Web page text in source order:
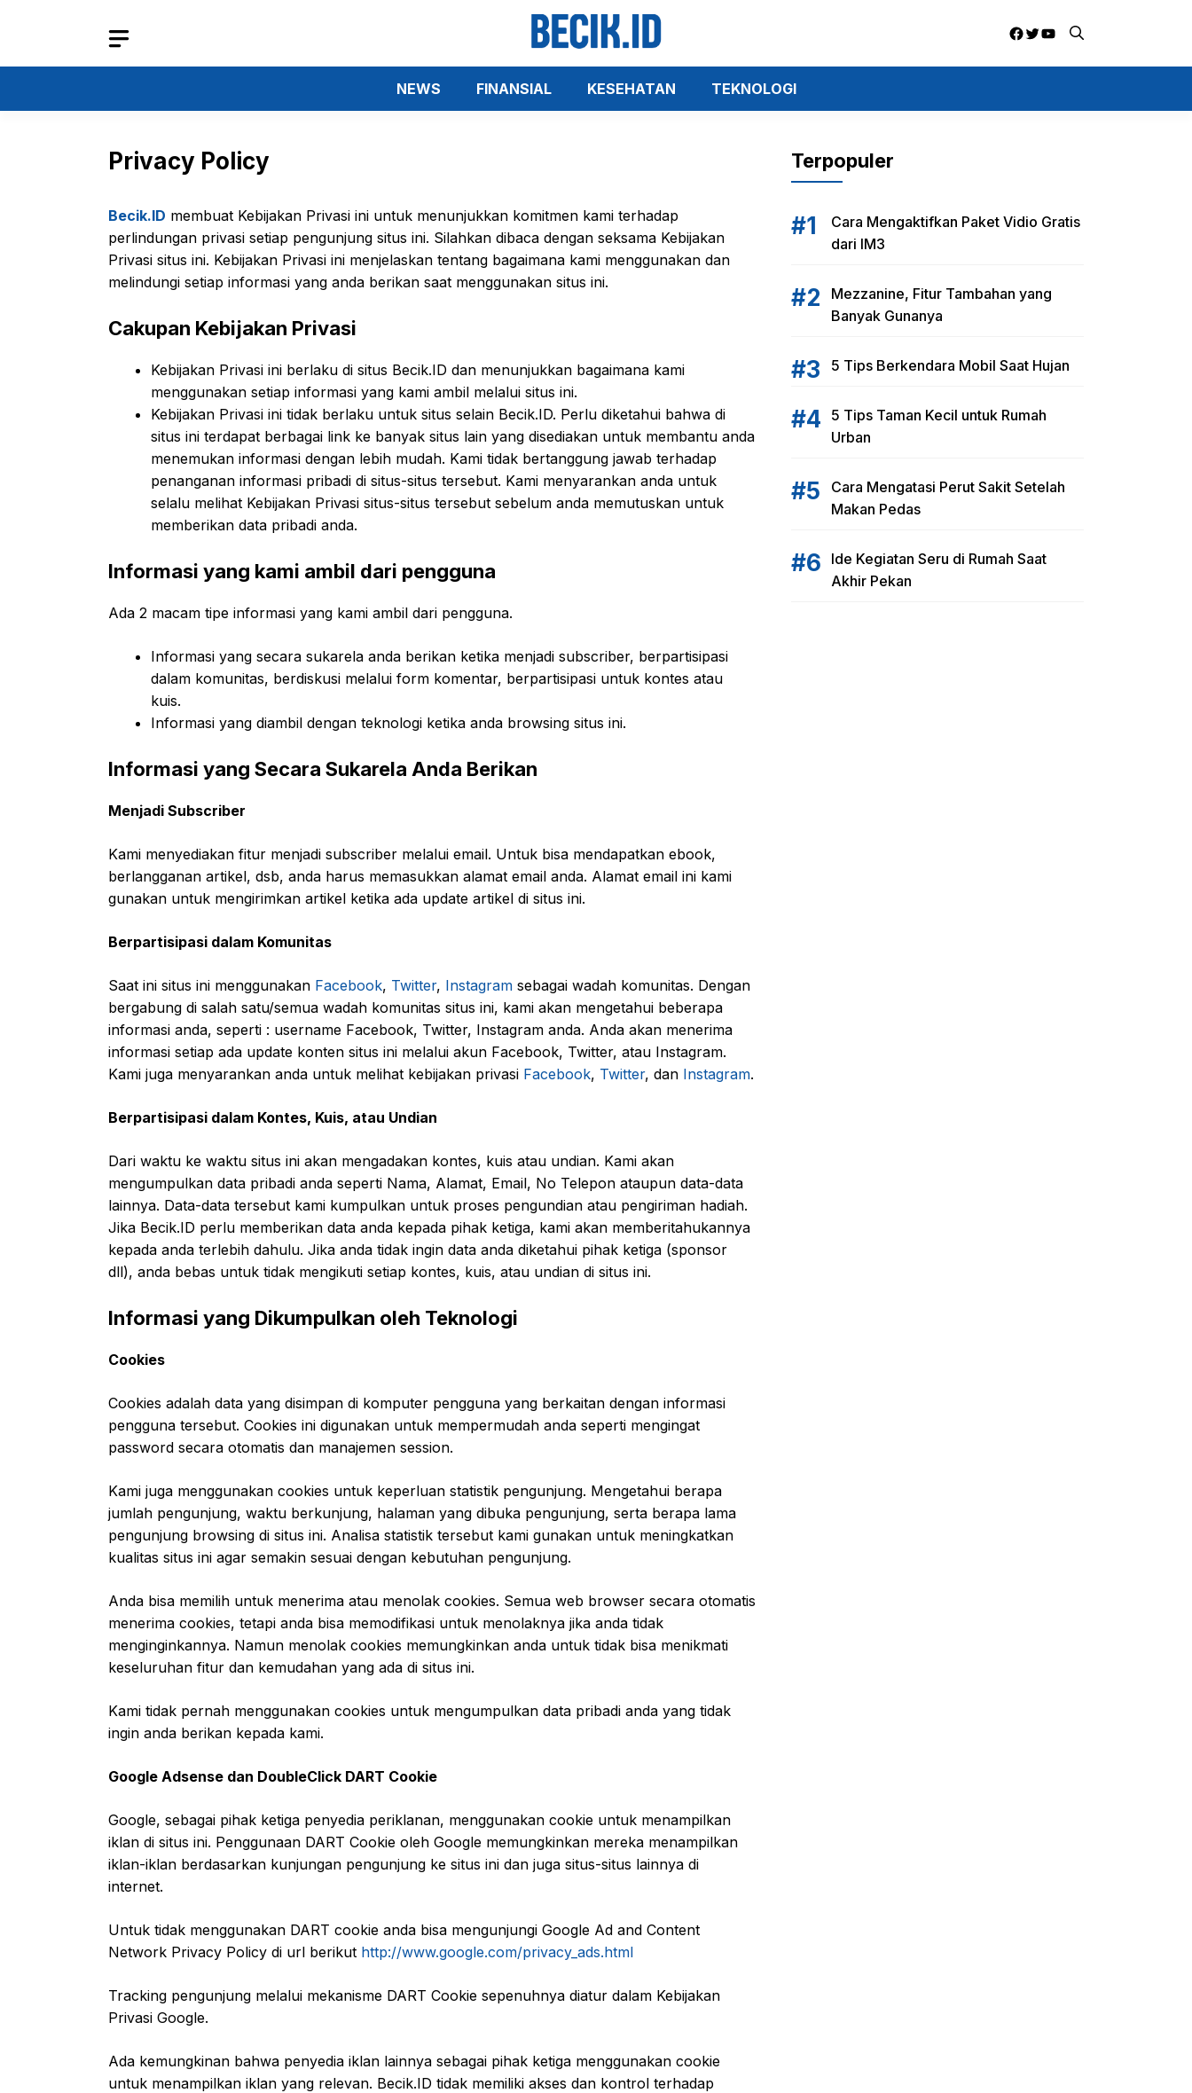
Facebook
Twitter
YouTube
NEWS FINANSIAL KESEHATAN TEKNOLOGI
Privacy Policy
Becik.ID membuat Kebijakan Privasi ini untuk menunjukkan komitmen kami terhadap
perlindungan privasi setiap pengunjung situs ini. Silahkan dibaca dengan seksama Kebijakan
Privasi situs ini. Kebijakan Privasi ini menjelaskan tentang bagaimana kami menggunakan dan
melindungi setiap informasi yang anda berikan saat menggunakan situs ini.
Cakupan Kebijakan Privasi
Kebijakan Privasi ini berlaku di situs Becik.ID dan menunjukkan bagaimana kami
menggunakan setiap informasi yang kami ambil melalui situs ini.
Kebijakan Privasi ini tidak berlaku untuk situs selain Becik.ID. Perlu diketahui bahwa di
situs ini terdapat berbagai link ke banyak situs lain yang disediakan untuk membantu anda
menemukan informasi dengan lebih mudah. Kami tidak bertanggung jawab terhadap
penanganan informasi pribadi di situs-situs tersebut. Kami menyarankan anda untuk
selalu melihat Kebijakan Privasi situs-situs tersebut sebelum anda memutuskan untuk
memberikan data pribadi anda.
Informasi yang kami ambil dari pengguna
Ada 2 macam tipe informasi yang kami ambil dari pengguna.
Informasi yang secara sukarela anda berikan ketika menjadi subscriber, berpartisipasi
dalam komunitas, berdiskusi melalui form komentar, berpartisipasi untuk kontes atau
kuis.
Informasi yang diambil dengan teknologi ketika anda browsing situs ini.
Informasi yang Secara Sukarela Anda Berikan
Menjadi Subscriber
Kami menyediakan fitur menjadi subscriber melalui email. Untuk bisa mendapatkan ebook,
berlangganan artikel, dsb, anda harus memasukkan alamat email anda. Alamat email ini kami
gunakan untuk mengirimkan artikel ketika ada update artikel di situs ini.
Berpartisipasi dalam Komunitas
Saat ini situs ini menggunakan Facebook, Twitter, Instagram sebagai wadah komunitas. Dengan
bergabung di salah satu/semua wadah komunitas situs ini, kami akan mengetahui beberapa
informasi anda, seperti : username Facebook, Twitter, Instagram anda. Anda akan menerima
informasi setiap ada update konten situs ini melalui akun Facebook, Twitter, atau Instagram.
Kami juga menyarankan anda untuk melihat kebijakan privasi Facebook, Twitter, dan Instagram.
Berpartisipasi dalam Kontes, Kuis, atau Undian
Dari waktu ke waktu situs ini akan mengadakan kontes, kuis atau undian. Kami akan
mengumpulkan data pribadi anda seperti Nama, Alamat, Email, No Telepon ataupun data-data
lainnya. Data-data tersebut kami kumpulkan untuk proses pengundian atau pengiriman hadiah.
Jika Becik.ID perlu memberikan data anda kepada pihak ketiga, kami akan memberitahukannya
kepada anda terlebih dahulu. Jika anda tidak ingin data anda diketahui pihak ketiga (sponsor
dll), anda bebas untuk tidak mengikuti setiap kontes, kuis, atau undian di situs ini.
Informasi yang Dikumpulkan oleh Teknologi
Cookies
Cookies adalah data yang disimpan di komputer pengguna yang berkaitan dengan informasi
pengguna tersebut. Cookies ini digunakan untuk mempermudah anda seperti mengingat
password secara otomatis dan manajemen session.
Kami juga menggunakan cookies untuk keperluan statistik pengunjung. Mengetahui berapa
jumlah pengunjung, waktu berkunjung, halaman yang dibuka pengunjung, serta berapa lama
pengunjung browsing di situs ini. Analisa statistik tersebut kami gunakan untuk meningkatkan
kualitas situs ini agar semakin sesuai dengan kebutuhan pengunjung.
Anda bisa memilih untuk menerima atau menolak cookies. Semua web browser secara otomatis
menerima cookies, tetapi anda bisa memodifikasi untuk menolaknya jika anda tidak
menginginkannya. Namun menolak cookies memungkinkan anda untuk tidak bisa menikmati
keseluruhan fitur dan kemudahan yang ada di situs ini.
Kami tidak pernah menggunakan cookies untuk mengumpulkan data pribadi anda yang tidak
ingin anda berikan kepada kami.
Google Adsense dan DoubleClick DART Cookie
Google, sebagai pihak ketiga penyedia periklanan, menggunakan cookie untuk menampilkan
iklan di situs ini. Penggunaan DART Cookie oleh Google memungkinkan mereka menampilkan
iklan-iklan berdasarkan kunjungan pengunjung ke situs ini dan juga situs-situs lainnya di
internet.
Untuk tidak menggunakan DART cookie anda bisa mengunjungi Google Ad and Content
Network Privacy Policy di url berikut http://www.google.com/privacy_ads.html
Tracking pengunjung melalui mekanisme DART Cookie sepenuhnya diatur dalam Kebijakan
Privasi Google.
Ada kemungkinan bahwa penyedia iklan lainnya sebagai pihak ketiga menggunakan cookie
untuk menampilkan iklan yang relevan. Becik.ID tidak memiliki akses dan kontrol terhadap
Terpopuler
Cara Mengaktifkan Paket Vidio Gratis
dari IM3
Mezzanine, Fitur Tambahan yang
Banyak Gunanya
5 Tips Berkendara Mobil Saat Hujan
5 Tips Taman Kecil untuk Rumah
Urban
Cara Mengatasi Perut Sakit Setelah
Makan Pedas
Ide Kegiatan Seru di Rumah Saat
Akhir Pekan